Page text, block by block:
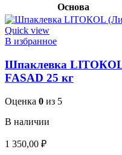
Основа
Quick view
В избранное
Шпаклевка
FASAD 25 кг
Оценка 0 из 5
В наличии
1 350,00 ₽